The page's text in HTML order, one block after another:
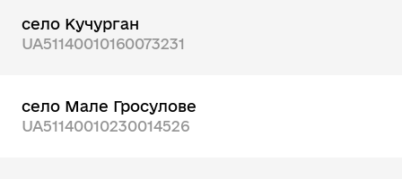
село Кучурган
UA51140010160073231
село Мале Гросулове
UA51140010230014526